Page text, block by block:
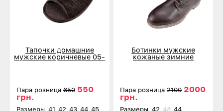
Тапочки домашние
мужские коричневые 05-
10-2
Пара розница 650 550
грн.
Размеры 41 42 43 44 45
Ботинки мужские
кожаные зимние
Пара розница2100 2000
грн.
Размеры 42 43 44